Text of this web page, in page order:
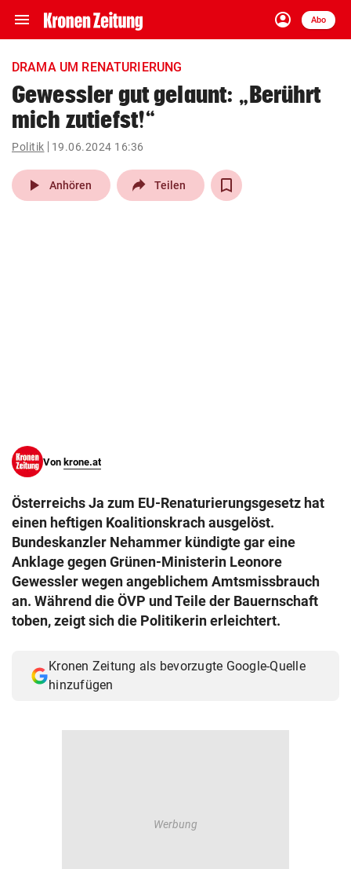
menu Navigation
ein-/ausklappen
account_circle
Anmelden
Abo
close Schließen
account_circle Anmelden
pin_drop
Wien arrow_right
DRAMA UM RENATURIERUNG
Gewessler gut gelaunt: „Berührt
mich zutiefst!“
Politik 19.06.2024 16:36
play_arrow Anhören Teilen
Von krone.at
Österreichs Ja zum EU-Renaturierungsgesetz hat
einen heftigen Koalitionskrach ausgelöst.
Bundeskanzler Nehammer kündigte gar eine
Anklage gegen Grünen-Ministerin Leonore
Gewessler wegen angeblichem Amtsmissbrauch
an. Während die ÖVP und Teile der Bauernschaft
toben, zeigt sich die Politikerin erleichtert.
Kronen Zeitung als bevorzugte Google-Quelle
hinzufügen